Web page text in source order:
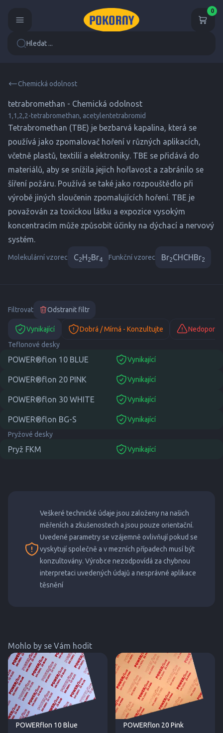
Hledat ...
0
Chemická odolnost
tetrabromethan - Chemická odolnost
1,1,2,2-tetrabromethan, acetylentetrabromid
Tetrabromethan (TBE) je bezbarvá kapalina, která se
používá jako zpomalovač hoření v různých aplikacích,
včetně plastů, textilií a elektroniky. TBE se přidává do
materiálů, aby se snížila jejich hořlavost a zabránilo se
šíření požáru. Používá se také jako rozpouštědlo při
výrobě jiných sloučenin zpomalujících hoření. TBE je
považován za toxickou látku a expozice vysokým
koncentracím může způsobit účinky na dýchací a nervový
systém.
Molekulární vzorec C2H2Br4 Funkční vzorec Br2CHCHBr2
Filtrovat Odstranit filtr
Vynikající Dobrá / Mírná - Konzultujte
Teflonové desky
POWER®flon 10 BLUE Vynikající
suitable
POWER®flon 20 PINK Vynikající
suitable
POWER®flon 30 WHITE Vynikající
suitable
POWER®flon BG-S Vynikající
suitable
Pryžové desky
Pryž FKM Vynikající
suitable
Veškeré technické údaje jsou založeny na našich
měřeních a zkušenostech a jsou pouze orientační.
Uvedené parametry se vzájemně ovlivňují pokud se
vyskytují společně a v mezních případech musí být
konzultovány. Výrobce nezodpovídá za chybnou
interpretaci uvedených údajů a nesprávné aplikace
těsnění
Mohlo by se Vám hodit
POWERflon 10 Blue
POWERflon 20 Pink